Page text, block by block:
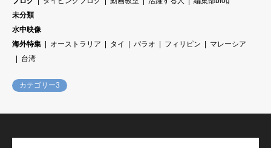
未分類
水中映像
海外特集
オーストラリア タイ パラオ フィリピン
マレーシア
台湾
カテゴリー3